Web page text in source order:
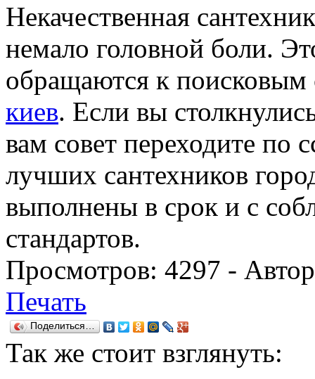
Некачественная
немало головной боли.
обращаются к
киев. Если вы
вам совет переходите по
лучших сантехников
выполнены в срок и с
стандартов.
Просмотров: 4297 -
Печать
Поделиться…
Так же стоит взглянуть: